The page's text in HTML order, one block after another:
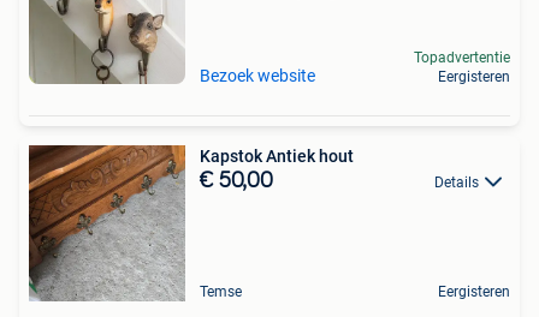
Bezoek website
Topadvertentie
Eergisteren
Kapstok Antiek hout
€ 50,00 Details
Temse Eergisteren